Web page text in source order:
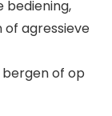
bediening,
agressieve
of op